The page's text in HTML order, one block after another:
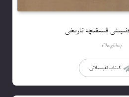
قىسقىچە تارىخى
Choghluq
كىتاب تەپسىلاتى